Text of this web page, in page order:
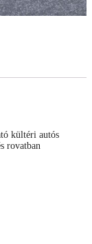
kültéri autós
rovatban